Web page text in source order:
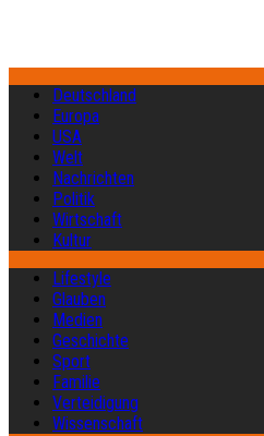
Deutschland
Europa
USA
Welt
Nachrichten
Politik
Wirtschaft
Kultur
Lifestyle
Glauben
Medien
Geschichte
Sport
Familie
Verteidigung
Wissenschaft